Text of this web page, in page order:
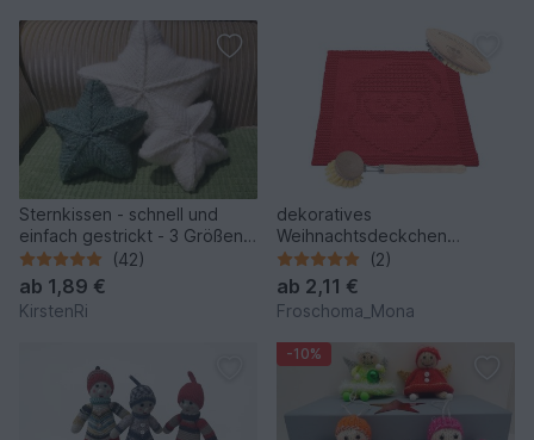
Sternkissen - schnell und
einfach gestrickt - 3 Größen -
leicht anzupassen
(42)
ab 1,89 €
KirstenRi
dekoratives
Weihnachtsdeckchen
Spültuch Waschlappen „
Santa “ Anleitung
(2)
ab 2,11 €
Froschoma_Mona
-10%